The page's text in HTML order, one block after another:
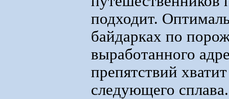
подходит.
байдарках по
выработанного
препятствий
следующего сплава.